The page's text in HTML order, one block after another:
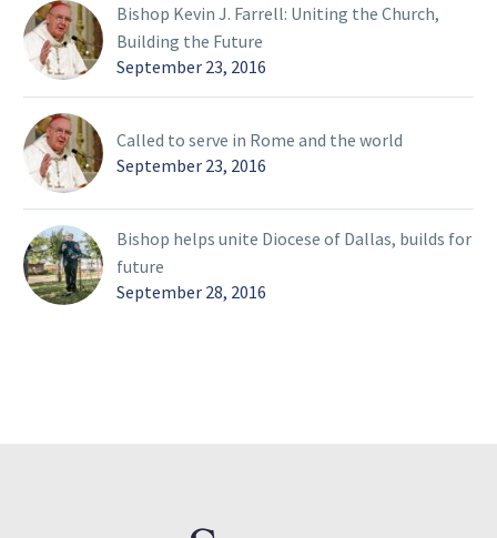
Bishop Kevin J. Farrell: Uniting the Church,
Building the Future
September 23, 2016
Called to serve in Rome and the world
September 23, 2016
Bishop helps unite Diocese of Dallas, builds for
future
September 28, 2016